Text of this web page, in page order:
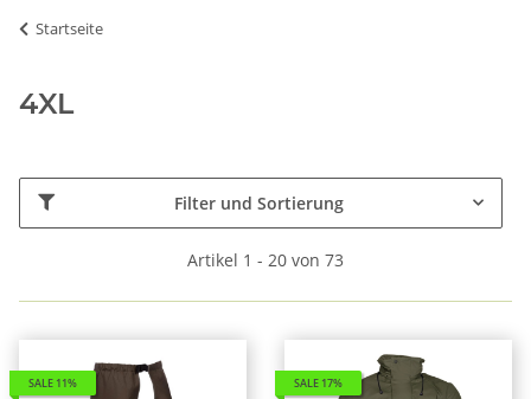
Startseite
4XL
Filter und Sortierung
Artikel 1 - 20 von 73
SALE 11% SALE 17%